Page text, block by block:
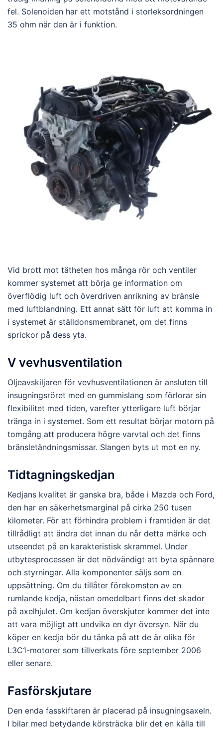
fel. Solenoiden har ett motstånd i storleksordningen
35 ohm när den är i funktion.
Vid brott mot tätheten hos många rör och ventiler
kommer systemet att börja ge information om
överflödig luft och överdriven anrikning av bränsle
med luftblandning. Ett annat sätt för luft att komma in
i systemet är ställdonsmembranet, om det finns
sprickor på dess yta.
V vevhusventilation
Oljeavskiljaren för vevhusventilationen är ansluten till
insugningsröret med en gummislang som förlorar sin
flexibilitet med tiden, varefter ytterligare luft börjar
tränga in i systemet. Som ett resultat börjar motorn på
tomgång att producera högre varvtal och det finns
bränsletändningsmissar. Slangen byts ut mot en ny.
Tidtagningskedjan
Kedjans kvalitet är ganska bra, både i Mazda och Ford,
den har en säkerhetsmarginal på cirka 250 tusen
kilometer. För att förhindra problem i framtiden är det
tillrådligt att ändra det innan du når detta märke och
utseendet på en karakteristisk skrammel. Under
utbytesprocessen är det nödvändigt att byta spännare
och styrningar. Alla komponenter säljs som en
uppsättning. Om du tillåter förekomsten av en
rumlande kedja, nästan omedelbart finns det skador
på axelhjulet. Om kedjan överskjuter kommer det inte
att vara möjligt att undvika en dyr översyn. När du
köper en kedja bör du tänka på att de är olika för
L3C1-motorer som tillverkats före september 2006
eller senare.
Fasförskjutare
Den enda fasskiftaren är placerad på insugningsaxeln.
I bilar med betydande körsträcka blir det en källa till